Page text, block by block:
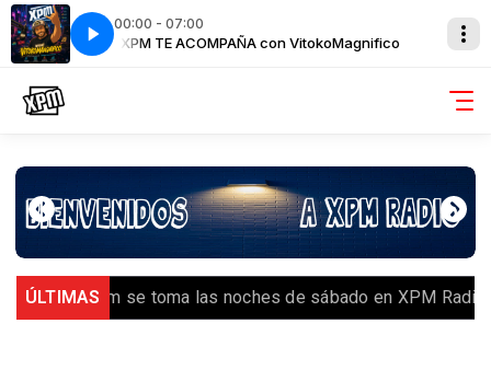
00:00 - 07:00
XPM TE ACOMPAÑA con VitokoMagnifico
ÚLTIMAS
Random se toma las noches de sábado en XPM Radio